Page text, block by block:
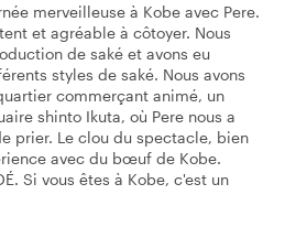
merveilleuse à Kobe avec Pere.
et agréable à côtoyer. Nous
de saké et avons eu
styles de saké. Nous avons
commerçant animé, un
shinto Ikuta, où Pere nous a
prier. Le clou du spectacle, bien
avec du bœuf de Kobe.
Si vous êtes à Kobe, c'est un